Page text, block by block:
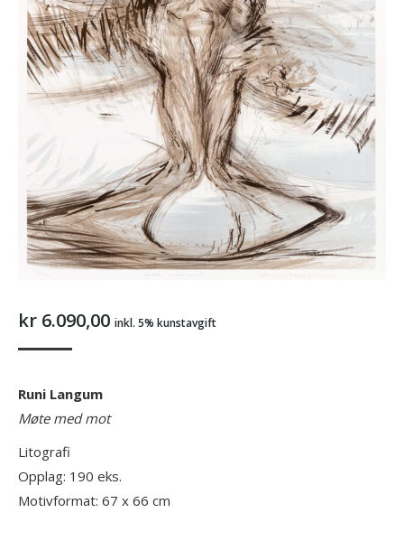
kr 6.090,00 inkl. 5% kunstavgift
Runi Langum
Møte med mot
Litografi
Opplag: 190 eks.
Motivformat: 67 x 66 cm